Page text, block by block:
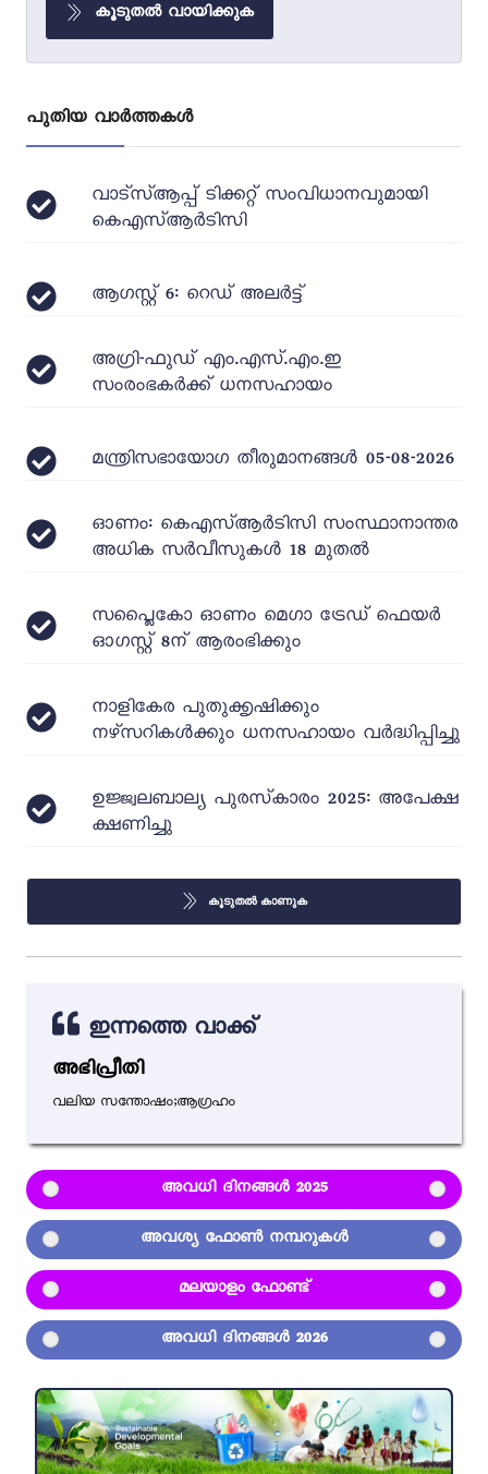
കൂടുതൽ വായിക്കുക
പുതിയ വാർത്തകൾ
വാട്‌സ്ആപ്പ് ടിക്കറ്റ് സംവിധാനവുമായി
കെഎസ്ആർടിസി
ആഗസ്റ്റ് 6: റെഡ് അലർട്ട്
അഗ്രി-ഫുഡ് എം.എസ്.എം.ഇ
സംരംഭകർക്ക് ധനസഹായം
മന്ത്രിസഭായോഗ തീരുമാനങ്ങൾ 05-08-2026
ഓണം: കെഎസ്ആർടിസി സംസ്ഥാനാന്തര
അധിക സർവീസുകൾ 18 മുതൽ
സപ്ലൈകോ ഓണം മെഗാ ട്രേഡ് ഫെയർ
ഓഗസ്റ്റ് 8ന് ആരംഭിക്കും
നാളികേര പുതുക്കൃഷിക്കും
നഴ്‌സറികള്‍ക്കും ധനസഹായം വര്‍ദ്ധിപ്പിച്ചു
ഉജ്ജ്വലബാല്യ പുരസ്‌കാരം 2025: അപേക്ഷ
ക്ഷണിച്ചു
കൂടുതൽ കാണുക
ഇന്നത്തെ വാക്ക്
അഭിപ്രീതി
വലിയ സന്തോഷം;ആഗ്രഹം
അവധി ദിനങ്ങൾ 2025
അവശ്യ ഫോൺ നമ്പറുകൾ
മലയാളം ഫോണ്ട്
അവധി ദിനങ്ങൾ 2026